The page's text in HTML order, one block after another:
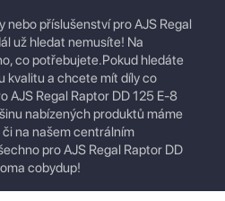
nebo příslušenství pro AJS Regal
už hledat nemusíte! Na
co potřebujete.Pokud hledáte
kvalitu a chcete mít díly co
AJS Regal Raptor DD 125 E-8
nabízených produktů máme
na našem centrálním
pro AJS Regal Raptor DD
cobydup!